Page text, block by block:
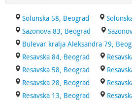
Solunska 58, Beograd
Sazonova 83, Beograd
Bulevar kralja Aleksandra 79,
Resavska 84, Beograd
Resavska 58, Beograd
Resavska 28, Beograd
Resavska 13, Beograd